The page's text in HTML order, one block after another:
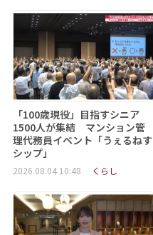
「100歳現役」目指すシニア
1500人が集結 マンション管
理代務員イベント「うぇるねす
シップ」
2026.08.04 10:48 くらし